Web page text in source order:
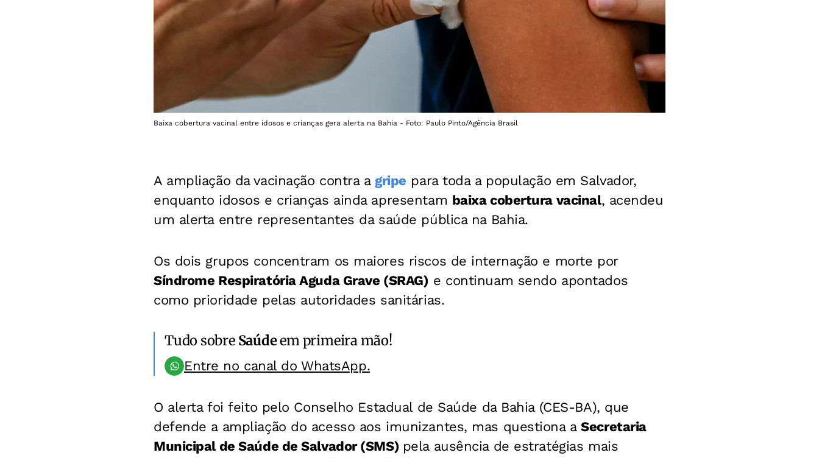
Baixa cobertura vacinal entre idosos e crianças gera alerta na Bahia - Foto: Paulo Pinto/Agência Brasil
A ampliação da vacinação contra a gripe para toda a população em Salvador,
enquanto idosos e crianças ainda apresentam baixa cobertura vacinal, acendeu
um alerta entre representantes da saúde pública na Bahia.
Os dois grupos concentram os maiores riscos de internação e morte por
Síndrome Respiratória Aguda Grave (SRAG) e continuam sendo apontados
como prioridade pelas autoridades sanitárias.
Tudo sobre Saúdeem primeira mão!
Entre no canal do WhatsApp.
O alerta foi feito pelo Conselho Estadual de Saúde da Bahia (CES-BA), que
defende a ampliação do acesso aos imunizantes, mas questiona aSecretaria
Municipal de Saúde de Salvador (SMS) pela ausência de estratégias mais